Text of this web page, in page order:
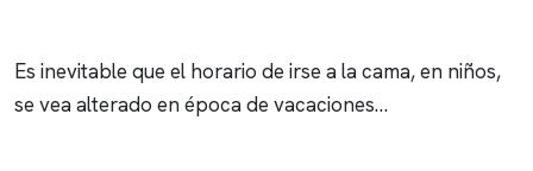
Es inevitable que el horario de irse a la cama, en niños,
se vea alterado en época de vacaciones…